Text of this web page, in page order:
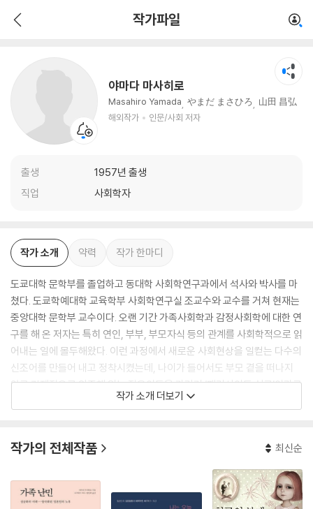
작가파일
야마다 마사히로
Masahiro Yamada やまだ まさひろ
山田 昌弘
해외작가
인문/사회 저자
출생
1957년 출생
직업
사회학자
인문/사회 저자
작가 소개 약력 작가 한마디
도쿄대학 문학부를 졸업하고 동대학 사회학연구과에서 석사와 박사를 마
쳤다. 도쿄학예대학 교육학부 사회학연구실 조교수와 교수를 거쳐 현재는
중앙대학 문학부 교수이다. 오랜 기간 가족사회학과 감정사회학에 대한 연
구를 해 온 저자는 특히 연인, 부부, 부모자식 등의 관계를 사회학적으로 읽
어내는 일에 몰두해왔다. 이런 과정에서 새로운 사회현상을 일컫는 다수의
신조어를 만들어 내고 정착시켰는데, 나이가 들어서도 부모 곁을 떠나지
않고 경제적으로 의존해 있는 젊은이들을 가리켜 ‘패러사이트 싱글’이라고
부르기 시작한 최초의 사회학자이며 사회의 양극화 현상을 나타내기 위해
부 국민생활심의회 위원, 도쿄 아동복지심의회 위원을 역임했다.
작가 소개 더보기
작가의 전체작품 최신순